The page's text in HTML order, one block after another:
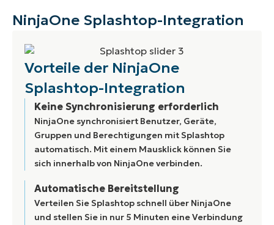
NinjaOne Splashtop-Integration
Vorteile der NinjaOne
Splashtop-Integration
Keine Synchronisierung erforderlich
NinjaOne synchronisiert Benutzer, Geräte,
Gruppen und Berechtigungen mit Splashtop
automatisch. Mit einem Mausklick können Sie
sich innerhalb von NinjaOne verbinden.
Automatische Bereitstellung
Verteilen Sie Splashtop schnell über NinjaOne
und stellen Sie in nur 5 Minuten eine Verbindung